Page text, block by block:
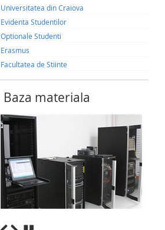
Universitatea din Craiova
Evidenta Studentilor
Optionale Studenti
Erasmus
Facultatea de Stiinte
Baza materiala